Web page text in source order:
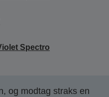
Spectro
og modtag straks en